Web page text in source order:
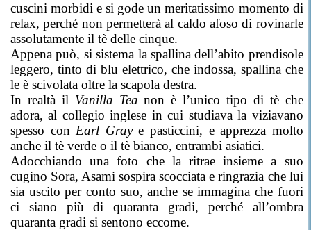
cuscini morbidi e si gode un meritatissimo momento di
relax, perché non permetterà al caldo afoso di rovinarle
assolutamente il tè delle cinque.
Appena può, si sistema la spallina dell’abito prendisole
leggero, tinto di blu elettrico, che indossa, spallina che
le è scivolata oltre la scapola destra.
In realtà il Vanilla Tea non è l’unico tipo di tè che
adora, al collegio inglese in cui studiava la viziavano
spesso con Earl Graye pasticcini, e apprezza molto
anche il tè verde o il tè bianco, entrambi asiatici.
Adocchiando una foto che la ritrae insieme a suo
cugino Sora, Asami sospira scocciata e ringrazia che lui
sia uscito per conto suo, anche se immagina che fuori
ci siano più di quaranta gradi, perché all’ombra
quaranta gradi si sentono eccome.